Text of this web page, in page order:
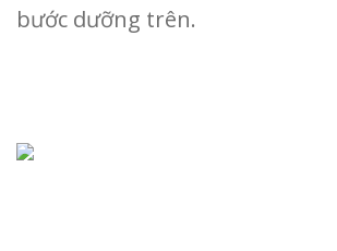
bước dưỡng trên.